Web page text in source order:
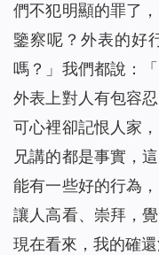
們不犯明顯的罪了
鑒察呢？外表的好
嗎？」我們都說：
外表上對人有包容
可心裡卻記恨人家
兄講的都是事實，
能有一些好的行為
讓人高看、崇拜，
現在看來，我的確還